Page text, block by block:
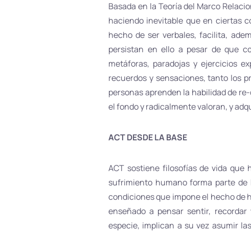
Basada en la Teoría del Marco
haciendo inevitable que en ciertas
hecho de ser verbales, facilita,
persistan en ello a pesar de que
metáforas, paradojas y ejercicios
recuerdos y sensaciones, tanto los
personas aprenden la habilidad de
el fondo y radicalmente valoran, y
ACT DESDE LA BASE
ACT sostiene filosofías de vida que
sufrimiento humano forma parte
condiciones que impone el hecho de
enseñado a pensar sentir,
especie, implican a su vez asumir